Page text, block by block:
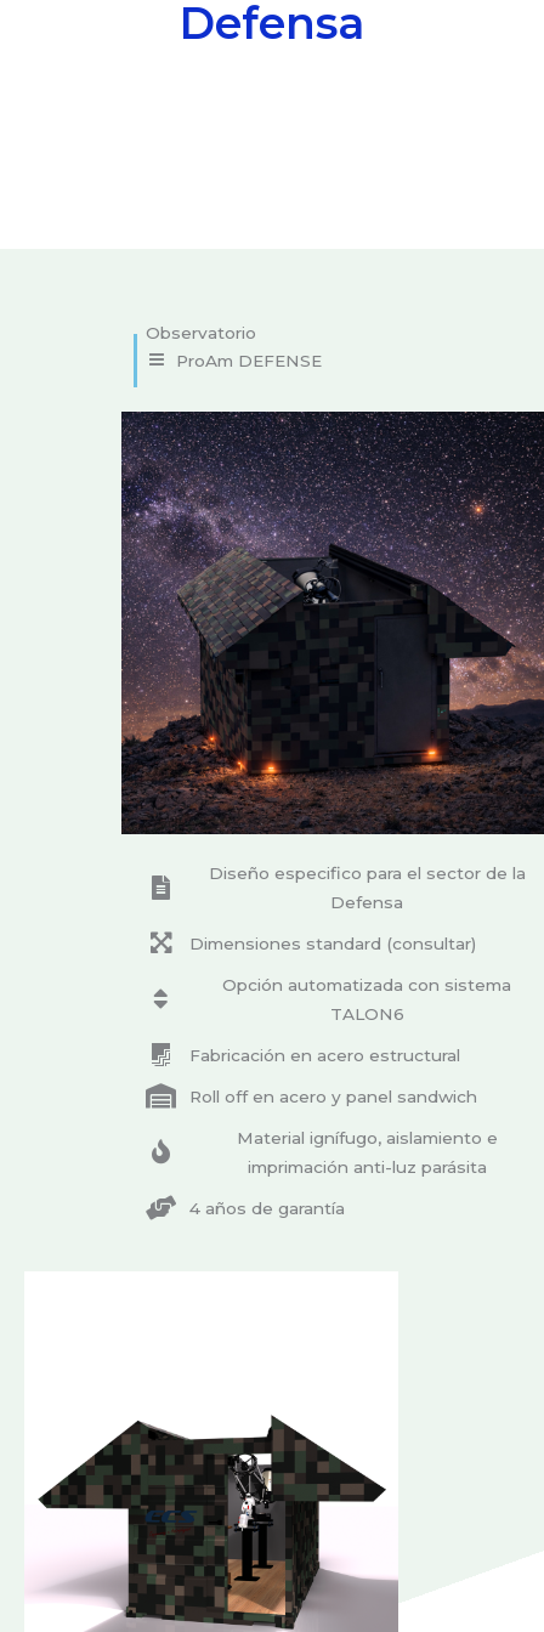
Defensa
ProAm DEFENSE
Diseño especifico para el sector de la
Defensa
Dimensiones standard (consultar)
Opción automatizada con sistema
TALON6
Fabricación en acero estructural
Roll off en acero y panel sandwich
Material ignífugo, aislamiento e
imprimación anti-luz parásita
4 años de garantía